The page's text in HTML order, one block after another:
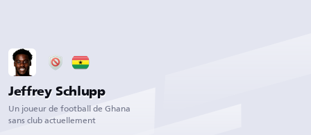
Jeffrey Schlupp
Un joueur de football de Ghana
sans club actuellement